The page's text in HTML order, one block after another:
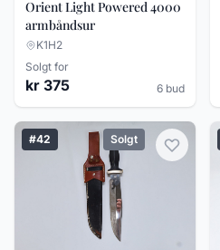
Orient Light Powered 4000
armbåndsur
K1H2
Solgt for
kr 375 6 bud
#42 Solgt